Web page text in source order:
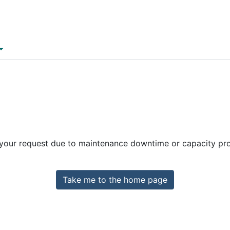
request due to maintenance downtime or capacity
Take me to the home page